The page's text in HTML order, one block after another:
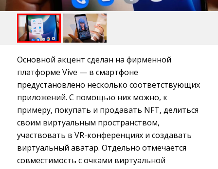
Основной акцент сделан на фирменной
платформе Vive — в смартфоне
предустановлено несколько соответствующих
приложений. С помощью них можно, к
примеру, покупать и продавать NFT, делиться
своим виртуальным пространством,
участвовать в VR-конференциях и создавать
виртуальный аватар. Отдельно отмечается
совместимость с очками виртуальной